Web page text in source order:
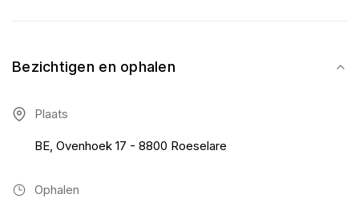
Bezichtigen en ophalen
Plaats
BE, Ovenhoek 17 - 8800 Roeselare
Ophalen